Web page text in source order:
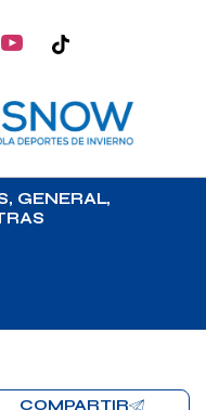
, GENERAL,
COMPARTIR